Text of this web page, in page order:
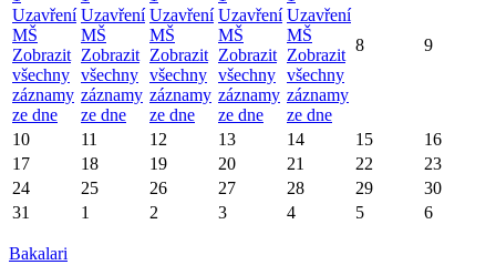
Uzavření
MŠ
Zobrazit
všechny
záznamy
ze dne
Uzavření
MŠ
Zobrazit
všechny
záznamy
ze dne
Uzavření
MŠ
Zobrazit
všechny
záznamy
ze dne
Uzavření
MŠ
Zobrazit
všechny
záznamy
ze dne
Uzavření
MŠ
Zobrazit
všechny
záznamy
ze dne
8 9
10 11 12 13 14 15
16
17
18 19 20 21 22
23
24
25 26 27 28 29
30
31
1 2 3 4 5 6
Bakalari